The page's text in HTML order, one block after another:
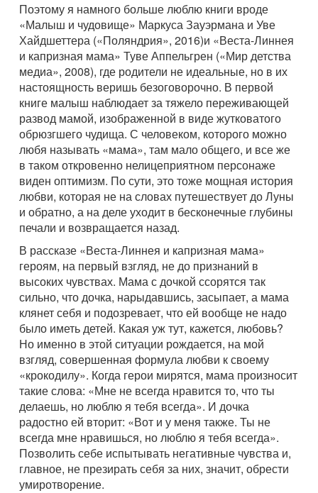
Поэтому я намного больше люблю книги вроде
«Малыш и чудовище» Маркуса Зауэрмана и Уве
Хайдшеттера («Поляндрия», 2016)и «Веста-Линнея
и капризная мама» Туве Аппельгрен («Мир детства
медиа», 2008), где родители не идеальные, но в их
настоящность веришь безоговорочно. В первой
книге малыш наблюдает за тяжело переживающей
развод мамой, изображенной в виде жутковатого
обрюзгшего чудища. С человеком, которого можно
любя называть «мама», там мало общего, и все же
в таком откровенно нелицеприятном персонаже
виден оптимизм. По сути, это тоже мощная история
любви, которая не на словах путешествует до Луны
и обратно, а на деле уходит в бесконечные глубины
печали и возвращается назад.
В рассказе «Веста-Линнея и капризная мама»
героям, на первый взгляд, не до признаний в
высоких чувствах. Мама с дочкой ссорятся так
сильно, что дочка, нарыдавшись, засыпает, а мама
клянет себя и подозревает, что ей вообще не надо
было иметь детей. Какая уж тут, кажется, любовь?
Но именно в этой ситуации рождается, на мой
взгляд, совершенная формула любви к своему
«крокодилу». Когда герои мирятся, мама произносит
такие слова: «Мне не всегда нравится то, что ты
делаешь, но люблю я тебя всегда». И дочка
радостно ей вторит: «Вот и у меня также. Ты не
всегда мне нравишься, но люблю я тебя всегда».
Позволить себе испытывать негативные чувства и,
главное, не презирать себя за них, значит, обрести
умиротворение.